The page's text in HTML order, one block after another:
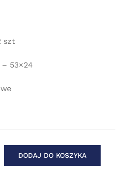
szt
53×24
DODAJ DO KOSZYKA